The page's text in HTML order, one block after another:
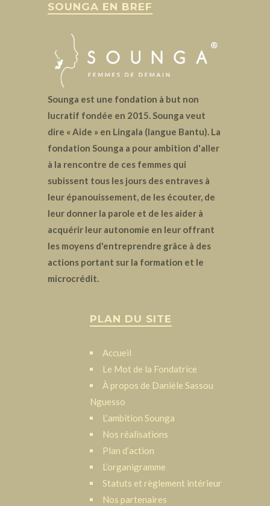
SOUNGA EN BREF
Sounga est une fondation à but non
lucratif fondée en 2015. Sounga veut
dire « Aide » en Lingala (langue Bantu). La
fondation Sounga a pour ambition d'aller
à la rencontre de ces femmes qui
subissent tous les jours des entraves à
leur épanouissement, de les écouter, de
leur donner la parole et de les aider à
acquérir leur autonomie en leur offrant
les moyens d'entreprendre grâce à des
actions portant sur la formation et le
microcrédit.
PLAN DU SITE
Accueil
Le Mot de la Fondatrice
À propos de Danièle Sassou
Nguesso
L‘ambition Sounga
Nos réalisations
Plan d’action
L’organigramme
Statuts et règlement intérieur
Nos partenaires